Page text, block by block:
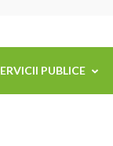
PUBLICE